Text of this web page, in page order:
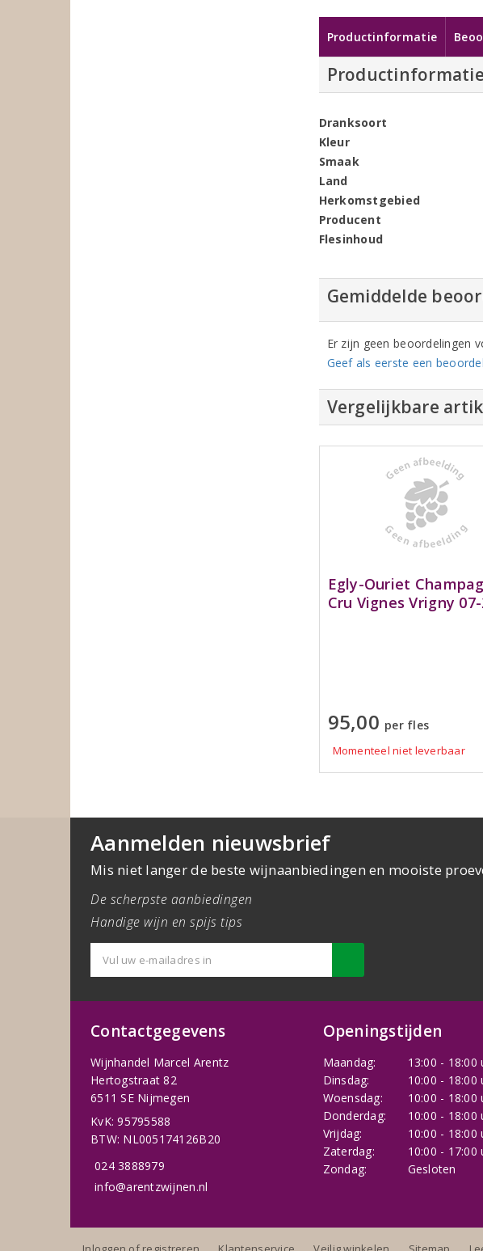
Productinformatie
Productinformatie
Dranksoort
Kleur
Smaak
Land
Herkomstgebied
Producent
Flesinhoud
Gemiddelde
Er zijn geen beoordelingen
Geef als eerste een
Vergelijkbare
Egly-Ouriet
Cru Vignes Vrigny
95,00 per fles
Momenteel niet leverbaar
Aanmelden nieuwsbrief
Mis niet langer de beste wijnaanbiedingen en mooiste
De scherpste aanbiedingen
Handige wijn en spijs tips
Contactgegevens
Wijnhandel Marcel Arentz
Hertogstraat 82
6511 SE Nijmegen
KvK: 95795588
BTW: NL005174126B20
024 3888979
info@arentzwijnen.nl
Openingstijden
Maandag:
13:00 - 18:00
Dinsdag:
10:00 - 18:00
Woensdag:
10:00 - 18:00
Donderdag:
10:00 - 18:00
Vrijdag:
10:00 - 18:00
Zaterdag:
10:00 - 17:00
Zondag:
Gesloten